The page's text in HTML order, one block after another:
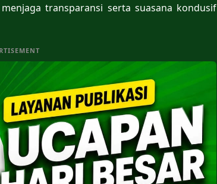
transparansi serta suasana kondusif